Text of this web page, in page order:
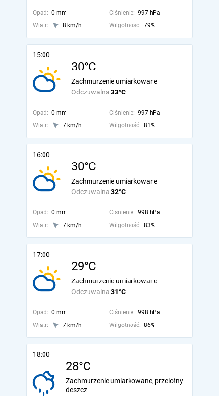
Opad: 0 mm Ciśnienie: 997 hPa
Wiatr:
8 km/h Wilgotność: 79%
15:00
30°C
Odczuwalna 33°C
Zachmurzenie umiarkowane
Opad: 0 mm Ciśnienie: 997 hPa
Wiatr:
7 km/h Wilgotność: 81%
16:00
30°C
Odczuwalna 32°C
Zachmurzenie umiarkowane
Opad: 0 mm Ciśnienie: 998 hPa
Wiatr:
7 km/h Wilgotność: 83%
17:00
29°C
Odczuwalna 31°C
Zachmurzenie umiarkowane
Opad: 0 mm Ciśnienie: 998 hPa
Wiatr:
7 km/h Wilgotność: 86%
18:00
28°C
Zachmurzenie umiarkowane, przelotny
deszcz